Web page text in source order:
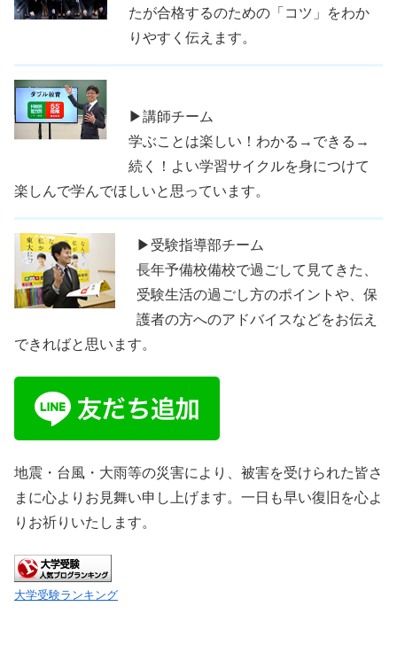
たが合格するのための「コツ」をわか
りやすく伝えます。
▶講師チーム
学ぶことは楽しい！わかる→できる→
続く！よい学習サイクルを身につけて
楽しんで学んでほしいと思っています。
▶受験指導部チーム
長年予備校備校で過ごして見てきた、
受験生活の過ごし方のポイントや、保
護者の方へのアドバイスなどをお伝え
できればと思います。
地震・台風・大雨等の災害により、被害を受けられた皆さ
まに心よりお見舞い申し上げます。一日も早い復旧を心よ
りお祈りいたします。
大学受験ランキング